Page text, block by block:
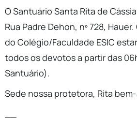
O Santuário Santa Rita de
Rua Padre Dehon, nº 728,
do Colégio/Faculdade ESIC
todos os devotos a partir das
Santuário).
Sede nossa protetora, Rita